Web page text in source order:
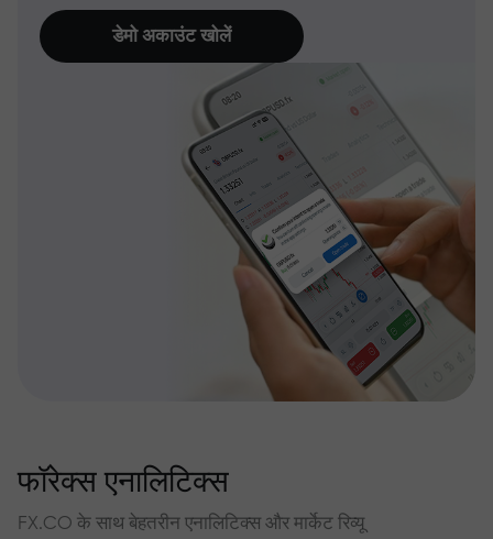
डेमो अकाउंट खोलें
फॉरेक्स एनालिटिक्स
FX.CO के साथ बेहतरीन एनालिटिक्स और मार्केट रिव्यू